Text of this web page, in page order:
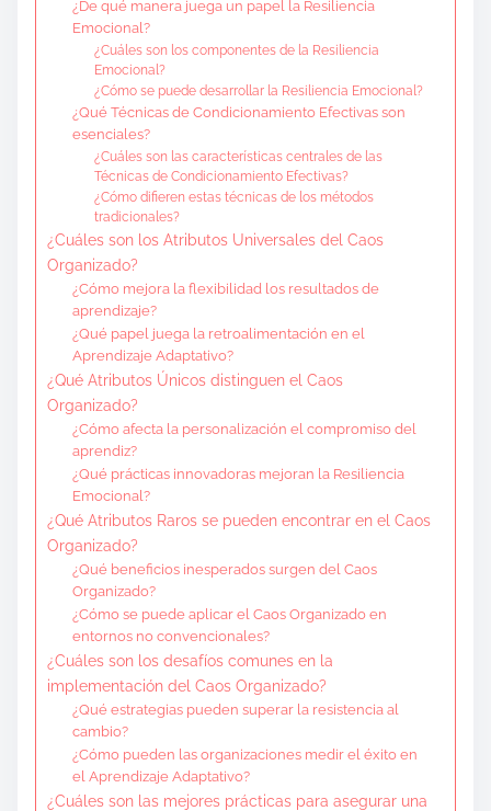
¿De qué manera juega un papel la Resiliencia
Emocional?
¿Cuáles son los componentes de la Resiliencia
Emocional?
¿Cómo se puede desarrollar la Resiliencia Emocional?
¿Qué Técnicas de Condicionamiento Efectivas son
esenciales?
¿Cuáles son las características centrales de las
Técnicas de Condicionamiento Efectivas?
¿Cómo difieren estas técnicas de los métodos
tradicionales?
¿Cuáles son los Atributos Universales del Caos
Organizado?
¿Cómo mejora la flexibilidad los resultados de
aprendizaje?
¿Qué papel juega la retroalimentación en el
Aprendizaje Adaptativo?
¿Qué Atributos Únicos distinguen el Caos
Organizado?
¿Cómo afecta la personalización el compromiso del
aprendiz?
¿Qué prácticas innovadoras mejoran la Resiliencia
Emocional?
¿Qué Atributos Raros se pueden encontrar en el Caos
Organizado?
¿Qué beneficios inesperados surgen del Caos
Organizado?
¿Cómo se puede aplicar el Caos Organizado en
entornos no convencionales?
¿Cuáles son los desafíos comunes en la
implementación del Caos Organizado?
¿Qué estrategias pueden superar la resistencia al
cambio?
¿Cómo pueden las organizaciones medir el éxito en
el Aprendizaje Adaptativo?
¿Cuáles son las mejores prácticas para asegurar una